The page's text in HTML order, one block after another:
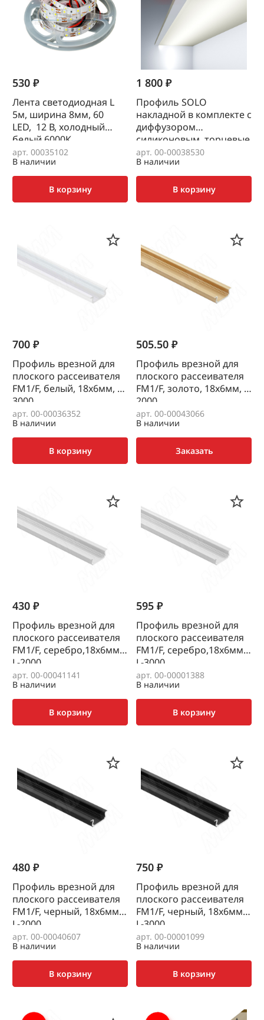
530 ₽
Лента светодиодная L
5м, ширина 8мм, 60
LED, 12 В, холодный
белый 6000К
арт. 00035102
В наличии
В корзину
1 800 ₽
Профиль SOLO
накладной в комплекте с
диффузором
силиконовым, торцевые
заглушки, черный, 3м
арт. 00-00038530
В наличии
В корзину
700 ₽
Профиль врезной для
плоского рассеивателя
FM1/F, белый, 18х6мм, L-
3000
арт. 00-00036352
В наличии
В корзину
505.50 ₽
Профиль врезной для
плоского рассеивателя
FM1/F, золото, 18х6мм, L-
2000
арт. 00-00043066
В наличии
Заказать
430 ₽
Профиль врезной для
плоского рассеивателя
FM1/F, серебро,18х6мм,
L-2000
арт. 00-00041141
В наличии
В корзину
595 ₽
Профиль врезной для
плоского рассеивателя
FM1/F, серебро,18х6мм,
L-3000
арт. 00-00001388
В наличии
В корзину
480 ₽
Профиль врезной для
плоского рассеивателя
FM1/F, черный, 18х6мм,
L-2000
арт. 00-00040607
В наличии
В корзину
750 ₽
Профиль врезной для
плоского рассеивателя
FM1/F, черный, 18х6мм,
L-3000
арт. 00-00001099
В наличии
В корзину